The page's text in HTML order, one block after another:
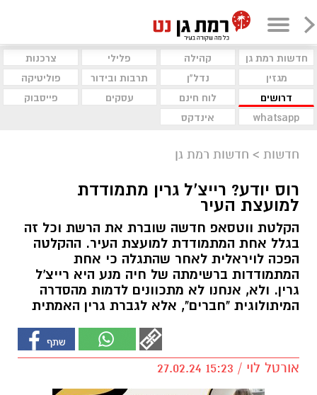
חדשות רמת גן קהילה פלילי
צרכנות
מגזין
נדל"ן תרבות ובידור
פוליטיקה
דרושים
לוח חינם עסקים
פייסבוק
whatsapp
אינדקס
חדשות > חדשות רמת גן
רוס יודע? רייצ'ל גרין מתמודדת
למועצת העיר
הקלטת ווטסאפ חדשה שוברת את הרשת וכל זה
בגלל אחת המתמודדת למועצת העיר. ההקלטה
הפכה לויראלית לאחר שהתגלה כי אחת
המתמודדות ברשימתה של חיה מנע היא רייצ'ל
גרין. ולא, אנחנו לא מתכוונים לדמות מהסדרה
המיתולוגית "חברים", אלא לגברת גרין האמתית
אורטל לוי / 15:23 27.02.24